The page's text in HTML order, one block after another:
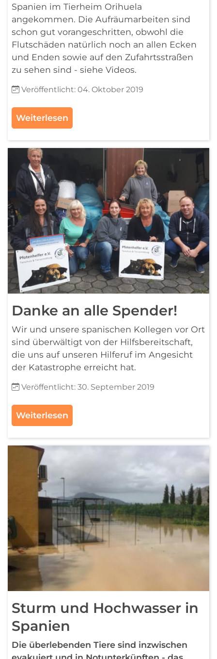
Spanien im Tierheim Orihuela
angekommen. Die Aufräumarbeiten sind
schon gut vorangeschritten, obwohl die
Flutschäden natürlich noch an allen Ecken
und Enden sowie auf den Zufahrtsstraßen
zu sehen sind - siehe Videos.
Details
Veröffentlicht: 04. Oktober 2019
Weiterlesen
Danke an alle Spender!
Wir und unsere spanischen Kollegen vor Ort
sind überwältigt von der Hilfsbereitschaft,
die uns auf unseren Hilferuf im Angesicht
der Katastrophe erreicht hat.
Details
Veröffentlicht: 30. September 2019
Weiterlesen
Sturm und Hochwasser in
Spanien
Die überlebenden Tiere sind inzwischen